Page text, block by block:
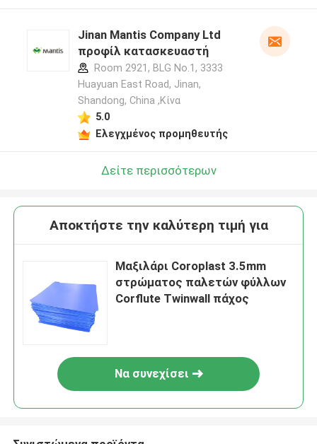
Jinan Mantis Company Ltd
προφίλ κατασκευαστή
Room 2921, BLG No.1, 3333
Huayuan East Road, Jinan,
Shandong, China ,Κίνα
5.0
Ελεγχμένος προμηθευτής
Δείτε περισσότερων
Αποκτήστε την καλύτερη τιμή για
Μαξιλάρι Coroplast 3.5mm
στρώματος παλετών φύλλων
Corflute Twinwall πάχος
Να συνεχίσει